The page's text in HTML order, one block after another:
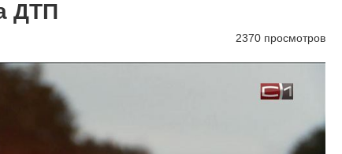
ДТП
2370 просмотров